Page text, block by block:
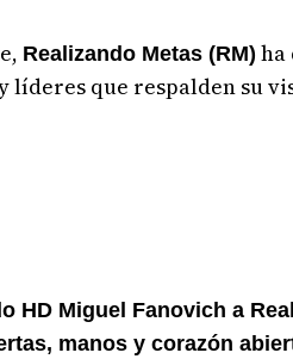
Realizando Metas (RM) ha
líderes que respalden su
HD Miguel Fanovich a
manos y corazón